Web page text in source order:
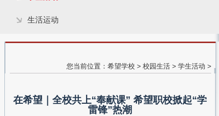
生活运动
您当前位置：希望学校 >校园生活 >学生活动 >
在希望｜全校共上“奉献课” 希望职校掀起“学
雷锋”热潮